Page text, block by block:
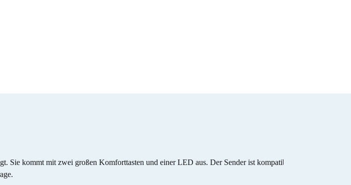
Sie kommt mit zwei großen Komforttasten und einer LED aus. Der Sender ist kompatibel zu allen